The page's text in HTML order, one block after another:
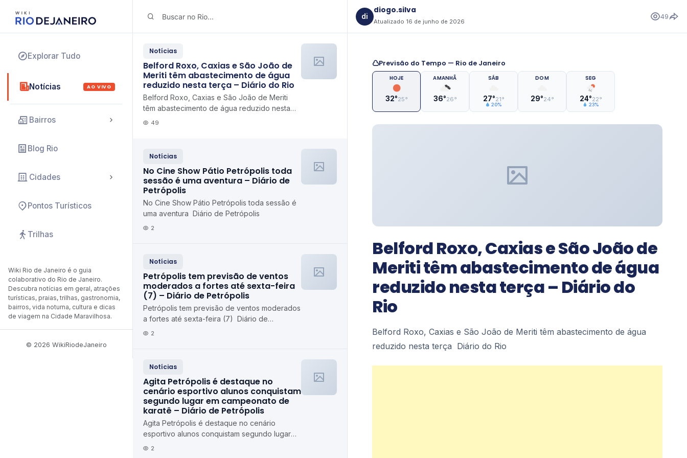
Explorar Tudo
Notícias AO VIVO
Bairros
Blog Rio
Cidades
Pontos Turísticos
Trilhas
Wiki Rio de Janeiro é o guia
colaborativo do Rio de Janeiro.
Descubra notícias em geral, atrações
turísticas, praias, trilhas, gastronomia,
bairros, vida noturna, cultura e dicas
de viagem na Cidade Maravilhosa.
© 2026 WikiRiodeJaneiro
Notícias
Belford Roxo, Caxias e São João de
Meriti têm abastecimento de água
reduzido nesta terça – Diário do Rio
Belford Roxo, Caxias e São João de Meriti
têm abastecimento de água reduzido nesta
terça Diário do Rio
49
Notícias
No Cine Show Pátio Petrópolis toda
sessão é uma aventura – Diário de
Petrópolis
No Cine Show Pátio Petrópolis toda sessão é
uma aventura Diário de Petrópolis
2
Notícias
Petrópolis tem previsão de ventos
moderados a fortes até sexta-feira
(7) – Diário de Petrópolis
Petrópolis tem previsão de ventos moderados
a fortes até sexta-feira (7) Diário de
Petrópolis
2
Notícias
Agita Petrópolis é destaque no
cenário esportivo alunos conquistam
segundo lugar em campeonato de
karatê – Diário de Petrópolis
Agita Petrópolis é destaque no cenário
esportivo alunos conquistam segundo lugar
em campeonato de karatê Diário de
2
di
diogo.silva
Atualizado 16 de junho de 2026
49
Previsão do Tempo — Rio de Janeiro
HOJE
32°25°
AMANHÃ
36°26°
SÁB
27°21°
20%
DOM
29°24°
SEG
24°22°
23%
Belford Roxo, Caxias e São João de
Meriti têm abastecimento de água
reduzido nesta terça – Diário do
Rio
Belford Roxo, Caxias e São João de Meriti têm abastecimento de água
reduzido nesta terça Diário do Rio